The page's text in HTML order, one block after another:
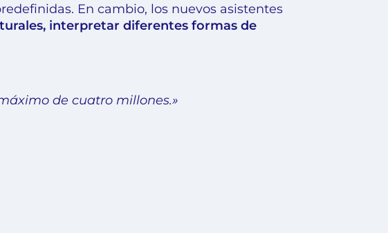
En cambio, los nuevos asistentes
interpretar diferentes formas de
de cuatro millones.»